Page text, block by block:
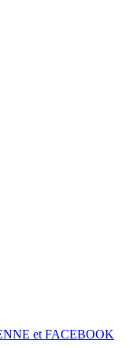
et FACEBOOK